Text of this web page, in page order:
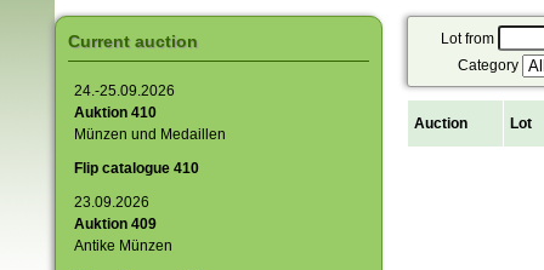
Current auction
24.-25.09.2026
Auktion 410
Münzen und Medaillen
Flip catalogue 410
23.09.2026
Auktion 409
Antike Münzen
Lot from
Category
Auction Lot